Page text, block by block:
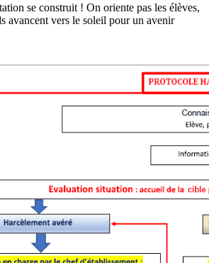
se construit ! On oriente pas les élèves,
avancent vers le soleil pour un avenir